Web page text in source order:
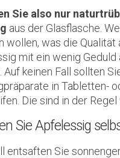
Sie also nur
aus der Glasflasche.
wollen, was die Qualität
mit ein wenig
Auf keinen Fall sollten
in Tabletten-
Die sind in der Regel
Sie Apfelessig
entsaften Sie